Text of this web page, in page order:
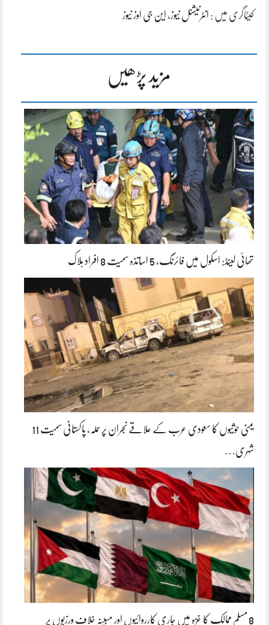
کیٹاگری میں : انٹرنیشنل نیوز ، این جی اوز نیوز
مزید پڑھیں
تھائی لینڈ: اسکول میں فائرنگ، 5 اساتذہ سمیت 8 افراد ہلاک
یمنی حوثیوں کا سعودی عرب کے علاقے نجران پر حملہ، پاکستانی سمیت 11
شہری…
8 مسلم ممالک کا غزہ میں جاری کارروائیوں اور مبینہ خلاف ورزیوں پر